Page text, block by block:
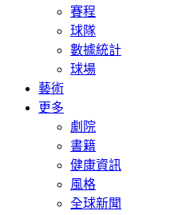
賽程
球隊
數據統計
球場
藝術
更多
劇院
書籍
健康資訊
風格
全球新聞